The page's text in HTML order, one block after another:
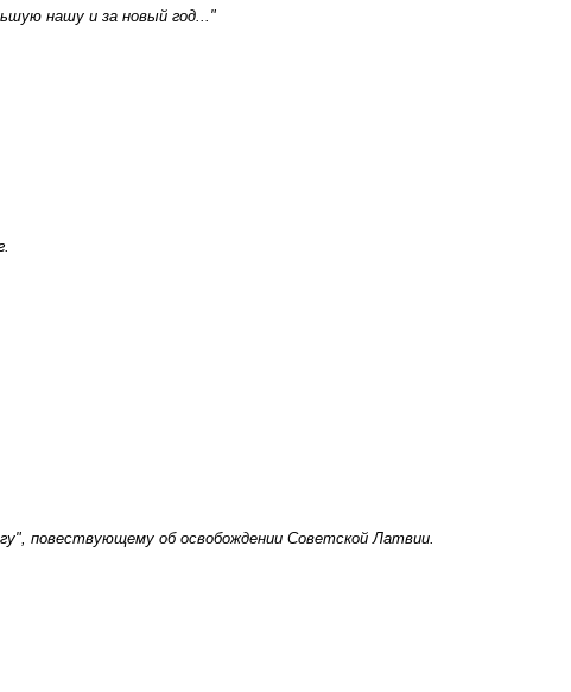
нашу и за новый год..."
повествующему об освобождении Советской Латвии.